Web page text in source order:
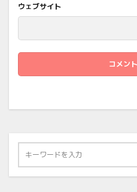
ウェブサイト